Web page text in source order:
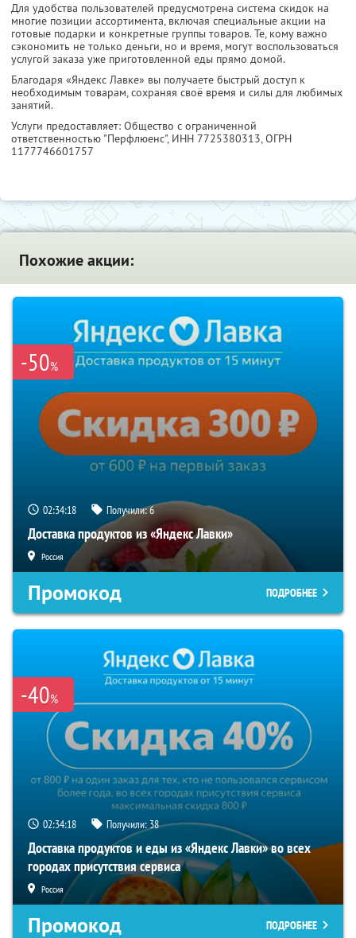
Для удобства пользователей предусмотрена система скидок на
многие позиции ассортимента, включая специальные акции на
готовые подарки и конкретные группы товаров. Те, кому важно
сэкономить не только деньги, но и время, могут воспользоваться
услугой заказа уже приготовленной еды прямо домой.
Благодаря «Яндекс Лавке» вы получаете быстрый доступ к
необходимым товарам, сохраняя своё время и силы для любимых
занятий.
Услуги предоставляет: Общество с ограниченной
ответственностью "Перфлюенс", ИНН 7725380313, ОГРН
1177746601757
Похожие акции:
-50%
02:34:17 Получили:6
Доставка продуктов из «Яндекс Лавки»
Россия
Промокод ПОДРОБНЕЕ
-40%
02:34:17 Получили:38
Доставка продуктов и еды из «Яндекс Лавки» во всех
городах присутствия сервиса
Россия
Промокод ПОДРОБНЕЕ